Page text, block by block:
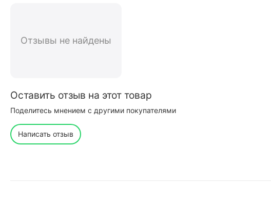
Отзывы не найдены
Оставить отзыв на этот товар
Поделитесь мнением с другими покупателями
Написать отзыв